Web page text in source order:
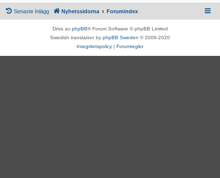
Senaste Inlägg Nyhetssidorna Forumindex
Drivs av phpBB® Forum Software © phpBB Limited
Swedish translation by phpBB Sweden © 2006-2020
Integritetspolicy | Forumregler